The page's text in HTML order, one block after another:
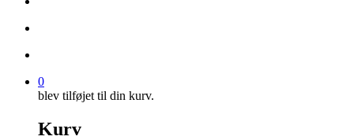
0
blev tilføjet til din kurv.
Kurv